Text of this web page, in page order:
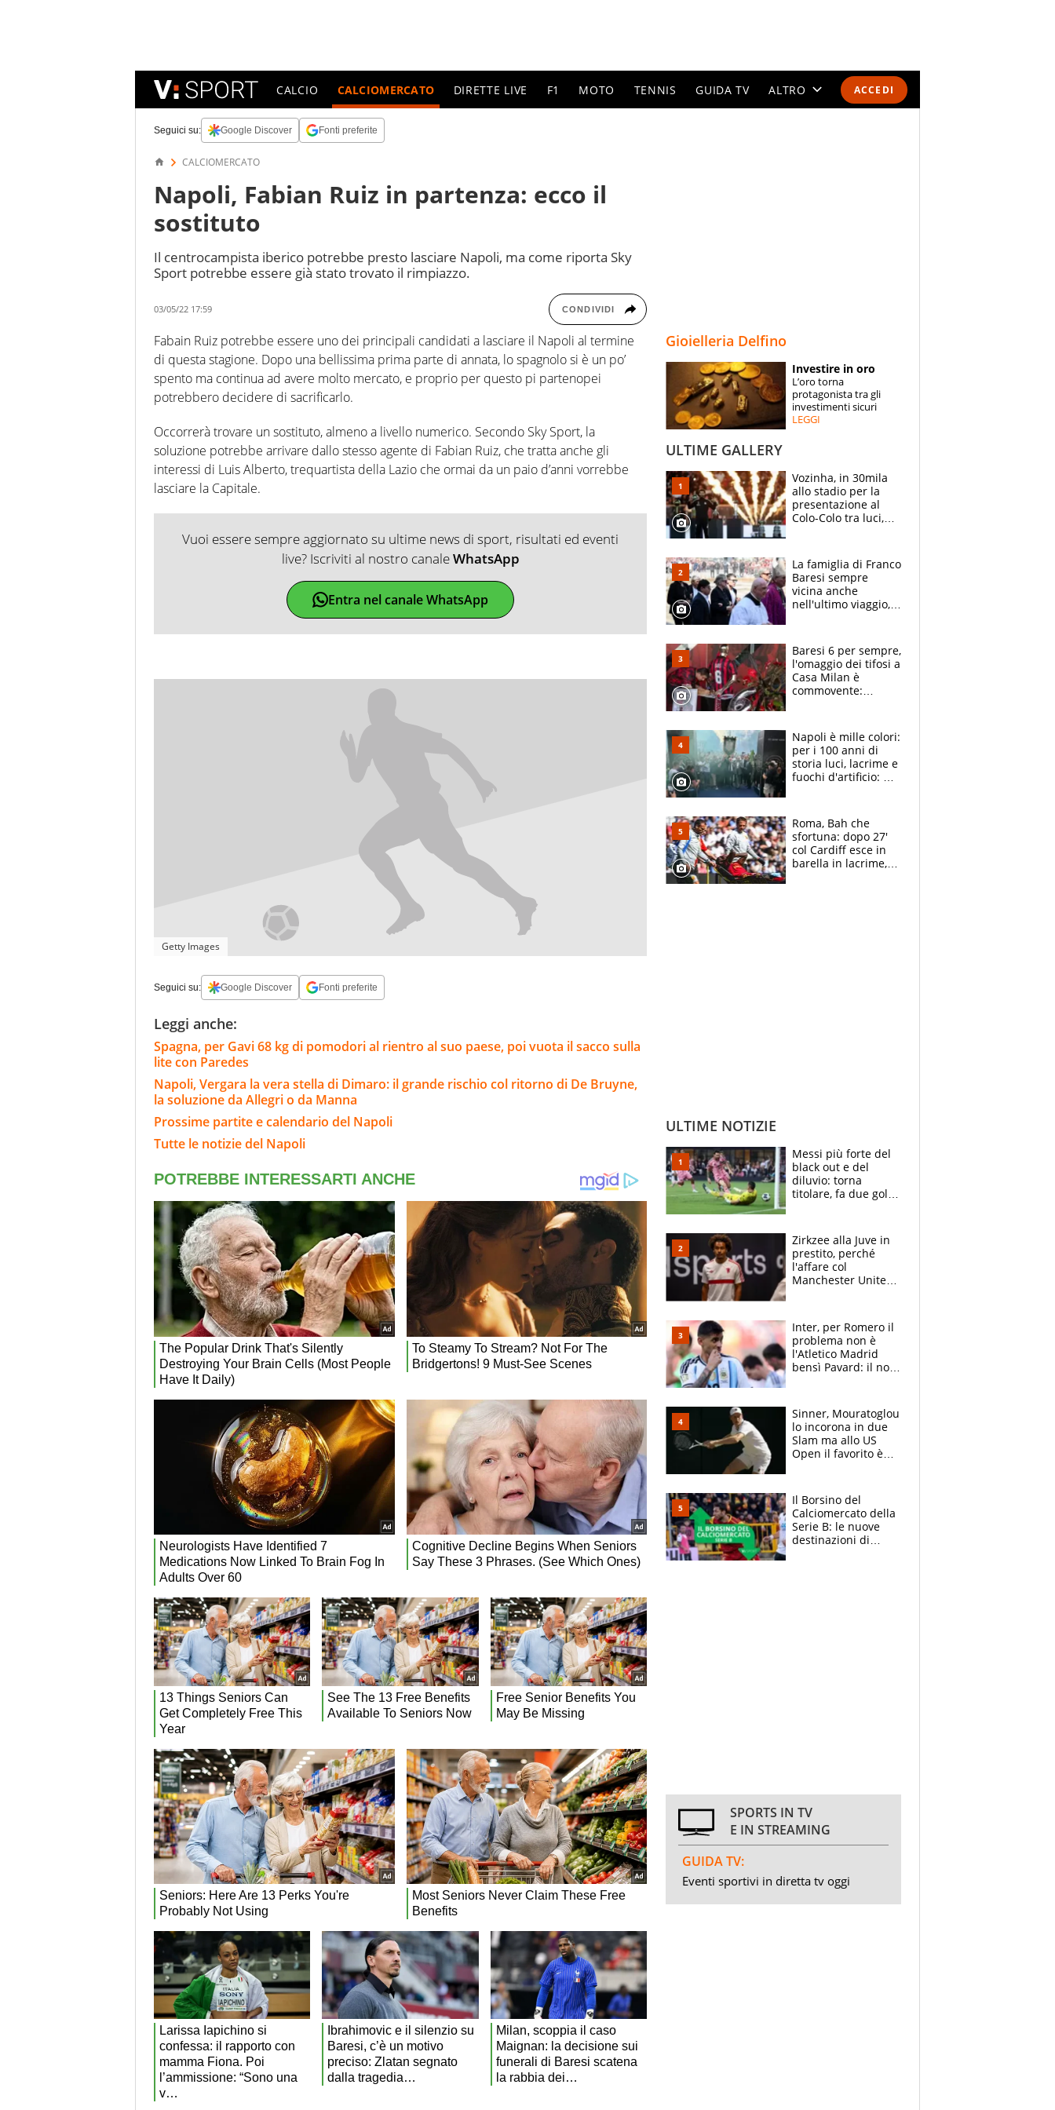
ACCEDI
CALCIO CALCIOMERCATO DIRETTE LIVE F1 MOTO TENNIS GUIDA TV ALTRO
SPECIALI
ESPERTI
Seguici su: Google Discover Fonti preferite
CALCIOMERCATO
Napoli, Fabian Ruiz in partenza: ecco il
sostituto
Il centrocampista iberico potrebbe presto lasciare Napoli, ma come riporta Sky
Sport potrebbe essere già stato trovato il rimpiazzo.
03/05/22 17:59 CONDIVIDI
Fabain Ruiz potrebbe essere uno dei principali candidati a lasciare il Napoli al termine
di questa stagione. Dopo una bellissima prima parte di annata, lo spagnolo si è un po’
spento ma continua ad avere molto mercato, e proprio per questo pi partenopei
potrebbero decidere di sacrificarlo.
Occorrerà trovare un sostituto, almeno a livello numerico. Secondo Sky Sport, la
soluzione potrebbe arrivare dallo stesso agente di Fabian Ruiz, che tratta anche gli
interessi di Luis Alberto, trequartista della Lazio che ormai da un paio d’anni vorrebbe
lasciare la Capitale.
Vuoi essere sempre aggiornato su ultime news di sport, risultati ed eventi
live? Iscriviti al nostro canaleWhatsApp
Entra nel canale WhatsApp
Getty Images
Seguici su: Google Discover Fonti preferite
Leggi anche:
Spagna, per Gavi 68 kg di pomodori al rientro al suo paese, poi vuota il sacco sulla
lite con Paredes
Napoli, Vergara la vera stella di Dimaro: il grande rischio col ritorno di De Bruyne,
la soluzione da Allegri o da Manna
Prossime partite e calendario del Napoli
Tutte le notizie del Napoli
Gioielleria Delfino
Investire in oro
L’oro torna
protagonista tra gli
investimenti sicuri
LEGGI
ULTIME GALLERY
Vozinha, in 30mila
allo stadio per la
presentazione al
Colo-Colo tra luci,
La famiglia di Franco
Baresi sempre
vicina anche
nell'ultimo viaggio,
circondati
dall'affetto dei tifosi
Baresi 6 per sempre,
l'omaggio dei tifosi a
Casa Milan è
commovente:
bigliettini
Napoli è mille colori:
per i 100 anni di
storia luci, lacrime e
fuochi d'artificio: De
Roma, Bah che
sfortuna: dopo 27'
col Cardiff esce in
barella in lacrime,
ULTIME NOTIZIE
Messi più forte del
black out e del
diluvio: torna
titolare, fa due gol e
che ritiro
Zirkzee alla Juve in
prestito, perché
l'affare col
Manchester United
Inter, per Romero il
problema non è
l'Atletico Madrid
bensì Pavard: il no
Sinner, Mouratoglou
lo incorona in due
Slam ma allo US
Open il favorito è
museo
Il Borsino del
Calciomercato della
Serie B: le nuove
destinazioni di
SPORTS IN TV
E IN STREAMING
GUIDA TV:
Eventi sportivi in diretta tv oggi